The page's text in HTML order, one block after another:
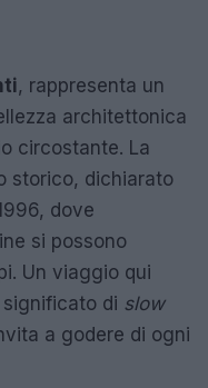
, rappresenta un
architettonica
circostante. La
storico, dichiarato
dove
si possono
Un viaggio qui
significato di slow
a godere di ogni